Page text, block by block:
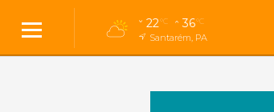
22°C 36°C
Santarém, PA